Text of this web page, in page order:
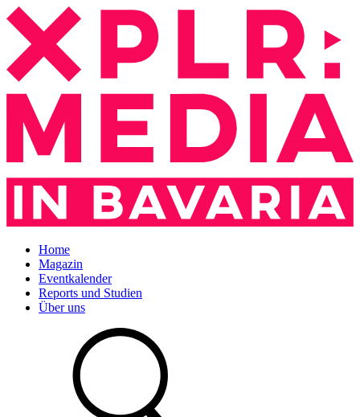
Home
Magazin
Eventkalender
Reports und Studien
Über uns